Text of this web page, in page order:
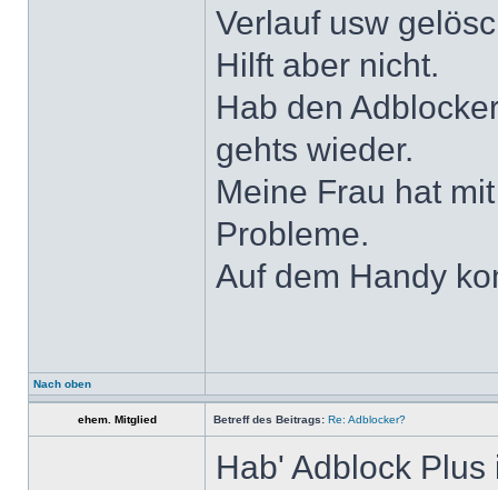
Verlauf usw
Hilft aber nicht.
Hab den
gehts wieder.
Meine Frau hat
Probleme.
Auf dem Handy
Nach oben
ehem. Mitglied Betreff des Beitrags: Re: Adblocker?
Hab' Adblock